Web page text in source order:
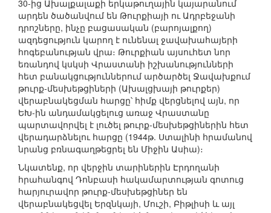
30-ից Ախալքալաքի երկաթուղային կայարանում
արդեն ծածանվում են Թուրքիայի ու Ադրբեջանի
դրոշները, ինչը բացասական (բարոյալքող)
ազդեցություն կարող է ունենալ ջավախահայերի
հոգեբանության վրա։ Թուրքիան այսուհետ նոր
եռանդով կսկսի Վրաստանի իշխանությունների
հետ բանակցություններում արծարծել Ջավախքում
թուրք-մեսխեթցիների (Ախալցխայի թուրքեր)
վերաբնակեցման հարցը՝ հիմք վերցնելով այն, որ
ԵԽ-ին անդամակցելուց առաջ Վրաստանը
պարտավորվել է լուծել թուրք-մեսխեթցիներին հետ
վերադարձնելու հարցը (1944թ. Ստալինի հրամանով
նրանց բռնագաղթեցրել են Միջին Ասիա)։
Նկատենք, որ վերջին տարիներին Էրդողանի
հրահանգով Դոնբասի հակամարտության գոտուց
հարյուրավոր թուրք-մեսխեթցիներ են
վերաբնակեցվել Երզնկայի, Մուշի, Բիթլիսի և այլ